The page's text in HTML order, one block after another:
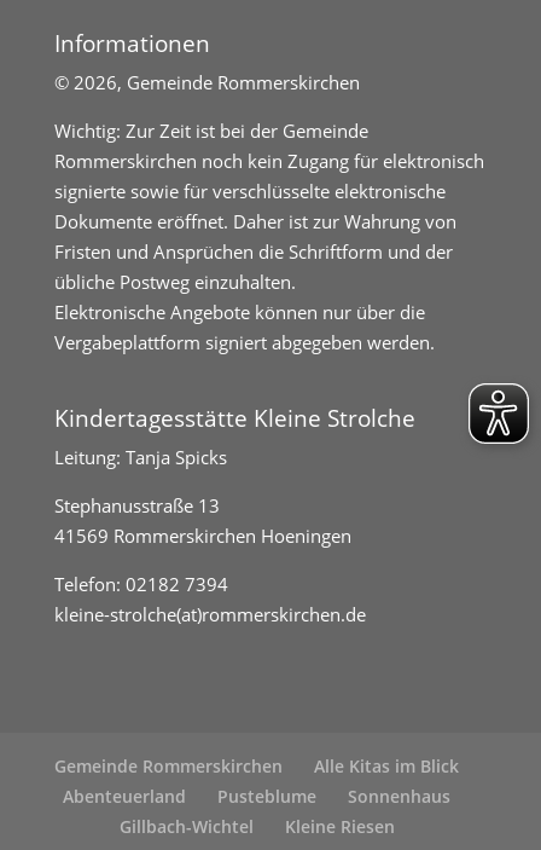
Informationen
© 2026, Gemeinde Rommerskirchen
Wichtig: Zur Zeit ist bei der Gemeinde
Rommerskirchen noch kein Zugang für elektronisch
signierte sowie für verschlüsselte elektronische
Dokumente eröffnet. Daher ist zur Wahrung von
Fristen und Ansprüchen die Schriftform und der
übliche Postweg einzuhalten.
Elektronische Angebote können nur über die
Vergabeplattform signiert abgegeben werden.
Kindertagesstätte Kleine Strolche
Leitung: Tanja Spicks
Stephanusstraße 13
41569 Rommerskirchen Hoeningen
Telefon: 02182 7394
kleine-strolche(at)rommerskirchen.de
Gemeinde Rommerskirchen
Alle Kitas im Blick
Abenteuerland
Pusteblume
Sonnenhaus
Gillbach-Wichtel
Kleine Riesen